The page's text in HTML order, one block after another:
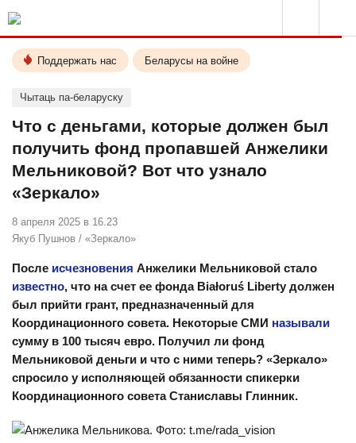
Поддержать нас Беларусы на войне
Чытаць па-беларуску
Что с деньгами, которые должен был
получить фонд пропавшей Анжелики
Мельниковой? Вот что узнало
«Зеркало»
8 апреля 2025 в 16.23
Якуб Пушнов / «Зеркало»
После исчезновения Анжелики Мельниковой стало
известно, что на счет ее фонда Białoruś Liberty должен
был прийти грант, предназначенный для
Координационного совета. Некоторые СМИ называли
сумму в 100 тысяч евро. Получил ли фонд
Мельниковой деньги и что с ними теперь? «Зеркало»
спросило у исполняющей обязанности спикерки
Координационного совета Станиславы Глинник.